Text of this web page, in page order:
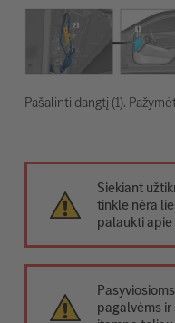
Pašalinti dangtį (1).
Siekiant
tinkle nėra
palaukti
pagalvėms